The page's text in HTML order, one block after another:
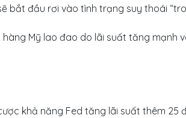
bắt đầu rơi vào tình trạng suy thoái
Mỹ lao đao do lãi suất tăng mạnh
khả năng Fed tăng lãi suất thêm 25